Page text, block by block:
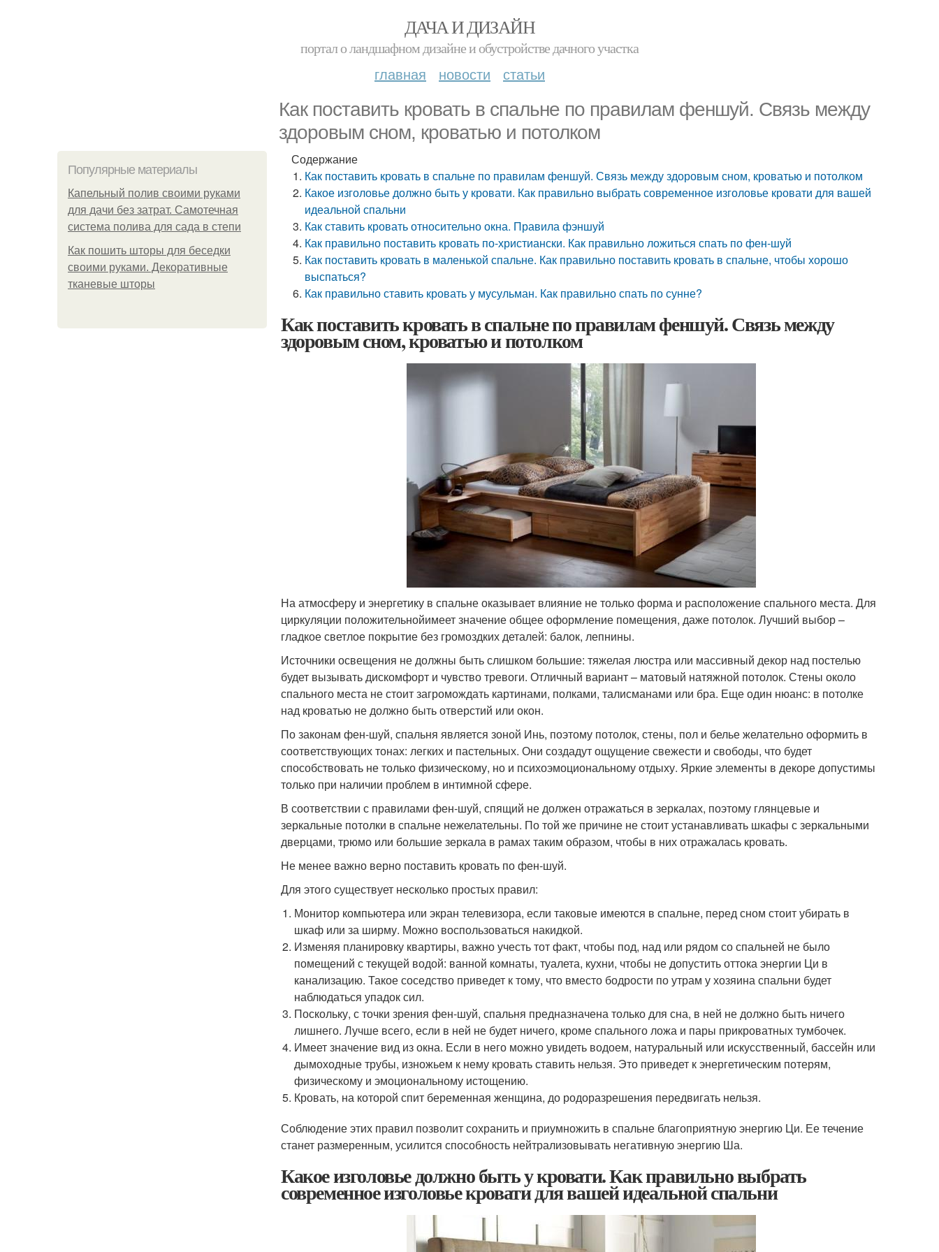
ДАЧА И ДИЗАЙН
портал о ландшафном дизайне и обустройстве дачного участка
главная новости статьи
Как поставить кровать в спальне по правилам феншуй. Связь между
здоровым сном, кроватью и потолком
Популярные материалы
Капельный полив своими руками
для дачи без затрат. Самотечная
система полива для сада в степи
Как пошить шторы для беседки
своими руками. Декоративные
тканевые шторы
Содержание
Как поставить кровать в спальне по правилам феншуй. Связь между здоровым сном, кроватью и потолком
Какое изголовье должно быть у кровати. Как правильно выбрать современное изголовье кровати для вашей
идеальной спальни
Как ставить кровать относительно окна. Правила фэншуй
Как правильно поставить кровать по-христиански. Как правильно ложиться спать по фен-шуй
Как поставить кровать в маленькой спальне. Как правильно поставить кровать в спальне, чтобы хорошо
выспаться?
Как правильно ставить кровать у мусульман. Как правильно спать по сунне?
Как поставить кровать в спальне по правилам феншуй. Связь между
здоровым сном, кроватью и потолком
На атмосферу и энергетику в спальне оказывает влияние не только форма и расположение спального места. Для
циркуляции положительнойимеет значение общее оформление помещения, даже потолок. Лучший выбор –
гладкое светлое покрытие без громоздких деталей: балок, лепнины.
Источники освещения не должны быть слишком большие: тяжелая люстра или массивный декор над постелью
будет вызывать дискомфорт и чувство тревоги. Отличный вариант – матовый натяжной потолок. Стены около
спального места не стоит загромождать картинами, полками, талисманами или бра. Еще один нюанс: в потолке
над кроватью не должно быть отверстий или окон.
По законам фен-шуй, спальня является зоной Инь, поэтому потолок, стены, пол и белье желательно оформить в
соответствующих тонах: легких и пастельных. Они создадут ощущение свежести и свободы, что будет
способствовать не только физическому, но и психоэмоциональному отдыху. Яркие элементы в декоре допустимы
только при наличии проблем в интимной сфере.
В соответствии с правилами фен-шуй, спящий не должен отражаться в зеркалах, поэтому глянцевые и
зеркальные потолки в спальне нежелательны. По той же причине не стоит устанавливать шкафы с зеркальными
дверцами, трюмо или большие зеркала в рамах таким образом, чтобы в них отражалась кровать.
Не менее важно верно поставить кровать по фен-шуй.
Для этого существует несколько простых правил:
Монитор компьютера или экран телевизора, если таковые имеются в спальне, перед сном стоит убирать в
шкаф или за ширму. Можно воспользоваться накидкой.
Изменяя планировку квартиры, важно учесть тот факт, чтобы под, над или рядом со спальней не было
помещений с текущей водой: ванной комнаты, туалета, кухни, чтобы не допустить оттока энергии Ци в
канализацию. Такое соседство приведет к тому, что вместо бодрости по утрам у хозяина спальни будет
наблюдаться упадок сил.
Поскольку, с точки зрения фен-шуй, спальня предназначена только для сна, в ней не должно быть ничего
лишнего. Лучше всего, если в ней не будет ничего, кроме спального ложа и пары прикроватных тумбочек.
Имеет значение вид из окна. Если в него можно увидеть водоем, натуральный или искусственный, бассейн или
дымоходные трубы, изножьем к нему кровать ставить нельзя. Это приведет к энергетическим потерям,
физическому и эмоциональному истощению.
Кровать, на которой спит беременная женщина, до родоразрешения передвигать нельзя.
Соблюдение этих правил позволит сохранить и приумножить в спальне благоприятную энергию Ци. Ее течение
станет размеренным, усилится способность нейтрализовывать негативную энергию Ша.
Какое изголовье должно быть у кровати. Как правильно выбрать
современное изголовье кровати для вашей идеальной спальни